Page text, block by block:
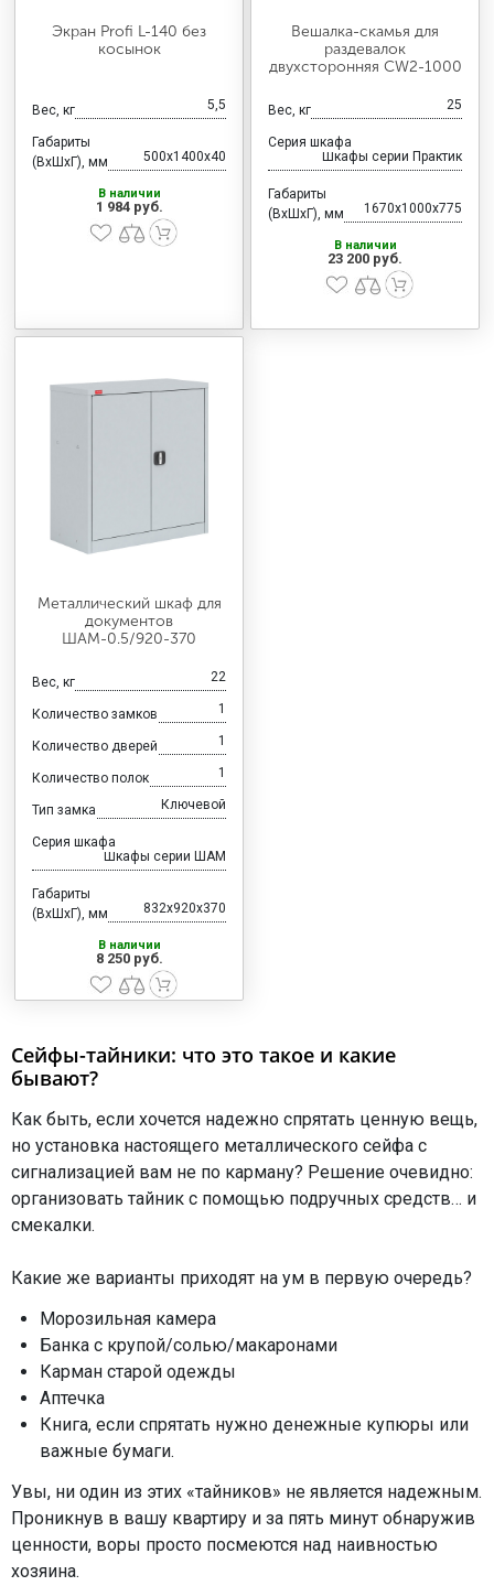
Экран Profi L-140 без
косынок
Вес, кг 5,5
Габариты
(ВхШхГ), мм
500x1400x40
В наличии
1 984 руб.
Вешалка-скамья для
раздевалок
двухсторонняя CW2-1000
Вес, кг 25
Серия шкафа
Шкафы серии Практик
Габариты
(ВхШхГ), мм
1670x1000x775
В наличии
23 200 руб.
Металлический шкаф для
документов
ШАМ-0.5/920-370
Вес, кг 22
Количество замков 1
Количество дверей 1
Количество полок 1
Тип замка Ключевой
Серия шкафа
Шкафы серии ШАМ
Габариты
(ВхШхГ), мм
832x920x370
В наличии
8 250 руб.
Сейфы-тайники: что это такое и какие
бывают?
Как быть, если хочется надежно спрятать ценную вещь,
но установка настоящего металлического сейфа с
сигнализацией вам не по карману? Решение очевидно:
организовать тайник с помощью подручных средств… и
смекалки.
Какие же варианты приходят на ум в первую очередь?
Морозильная камера
Банка с крупой/солью/макаронами
Карман старой одежды
Аптечка
Книга, если спрятать нужно денежные купюры или
важные бумаги.
Увы, ни один из этих «тайников» не является надежным.
Проникнув в вашу квартиру и за пять минут обнаружив
ценности, воры просто посмеются над наивностью
хозяина.